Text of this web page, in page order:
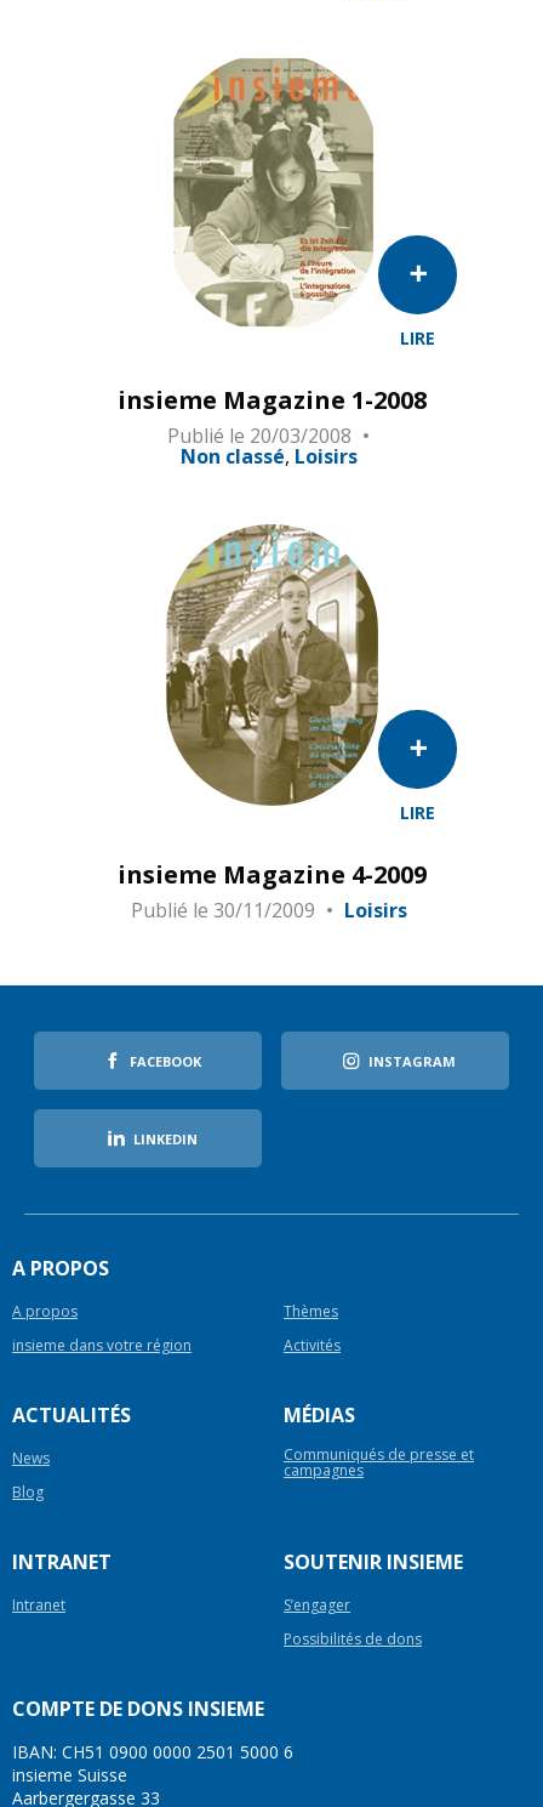
LIRE
insieme Magazine 1-2008
Publié le 20/03/2008
Non classé Loisirs
LIRE
insieme Magazine 4-2009
Publié le 30/11/2009 Loisirs
FACEBOOK INSTAGRAM
LINKEDIN
A PROPOS
A propos
Thèmes
insieme dans votre région
Activités
ACTUALITÉS
News
Blog
MÉDIAS
Communiqués de presse et
campagnes
INTRANET
Intranet
SOUTENIR INSIEME
S’engager
Possibilités de dons
COMPTE DE DONS INSIEME
IBAN: CH51 0900 0000 2501 5000 6
insieme Suisse
Aarbergergasse 33